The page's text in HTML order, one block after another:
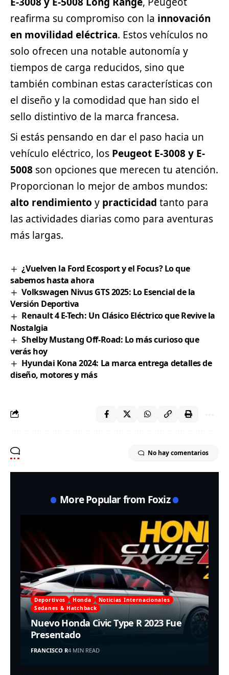
reafirma su compromiso con la innovación
en movilidad eléctrica. Estos vehículos no
solo ofrecen una notable autonomía y
tiempos de carga reducidos, sino que
también combinan estas características con
el diseño y la comodidad que han sido el
sello distintivo de la marca francesa.
Si estás pensando en dar el paso hacia un
vehículo eléctrico, los Peugeot E-3008 y E-
5008 son opciones que merecen tu atención.
Proporcionan lo mejor de ambos mundos:
alto rendimiento y practicidad tanto para
las actividades diarias como para aventuras
más largas.
¿Vuelven la Ford Ecosport y el Focus? Lo que
sabemos hasta ahora
Volkswagen Nivus GTS 2025: Lo Esencial de la
Versión Deportiva
Renault 4 E-Tech: Un Clásico Eléctrico que Revive la
Nostalgia
Shelby Mustang Off-Road: Lo más curioso que
verás hoy
Hyundai Kona 2024: La marca entrega detalles de
diseño, motores y más
No hay comentarios
More Popular from Foxiz
Deportivos Honda
Noticias Internacionales
Sedanes & Hatchback
Nuevo Honda Civic Type R 2023 Fue
Presentado
FRANCISCO R4 MIN READ